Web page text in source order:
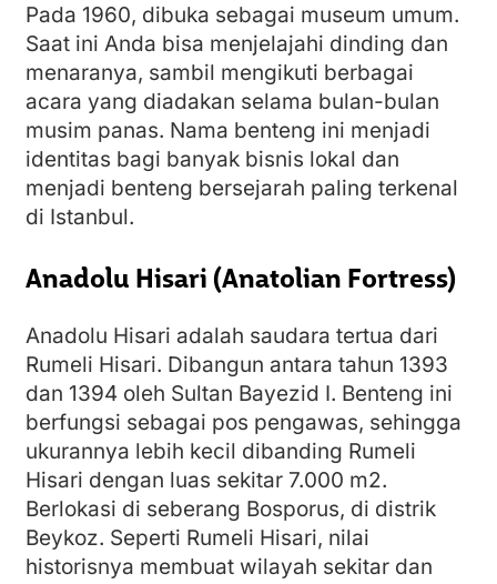
Pada 1960, dibuka sebagai museum umum.
Saat ini Anda bisa menjelajahi dinding dan
menaranya, sambil mengikuti berbagai
acara yang diadakan selama bulan-bulan
musim panas. Nama benteng ini menjadi
identitas bagi banyak bisnis lokal dan
menjadi benteng bersejarah paling terkenal
di Istanbul.
Anadolu Hisari (Anatolian Fortress)
Anadolu Hisari adalah saudara tertua dari
Rumeli Hisari. Dibangun antara tahun 1393
dan 1394 oleh Sultan Bayezid I. Benteng ini
berfungsi sebagai pos pengawas, sehingga
ukurannya lebih kecil dibanding Rumeli
Hisari dengan luas sekitar 7.000 m2.
Berlokasi di seberang Bosporus, di distrik
Beykoz. Seperti Rumeli Hisari, nilai
historisnya membuat wilayah sekitar dan